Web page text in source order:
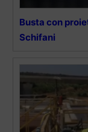
Busta con
Schifani